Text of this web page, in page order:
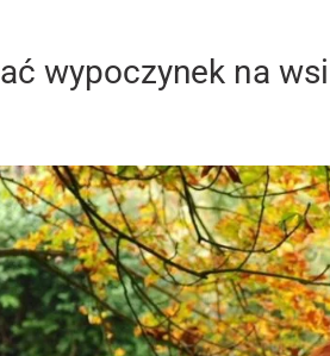
wypoczynek na